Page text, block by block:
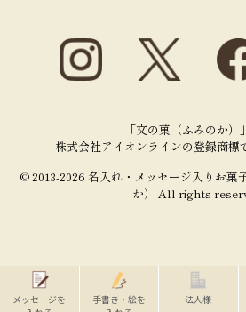
「文の菓（ふみのか）
株式会社アイオンラインの登録商標
© 2013-2026 名入れ・メッセージ入りお菓
か） All rights
メッセージを
手書き・絵を
法人様